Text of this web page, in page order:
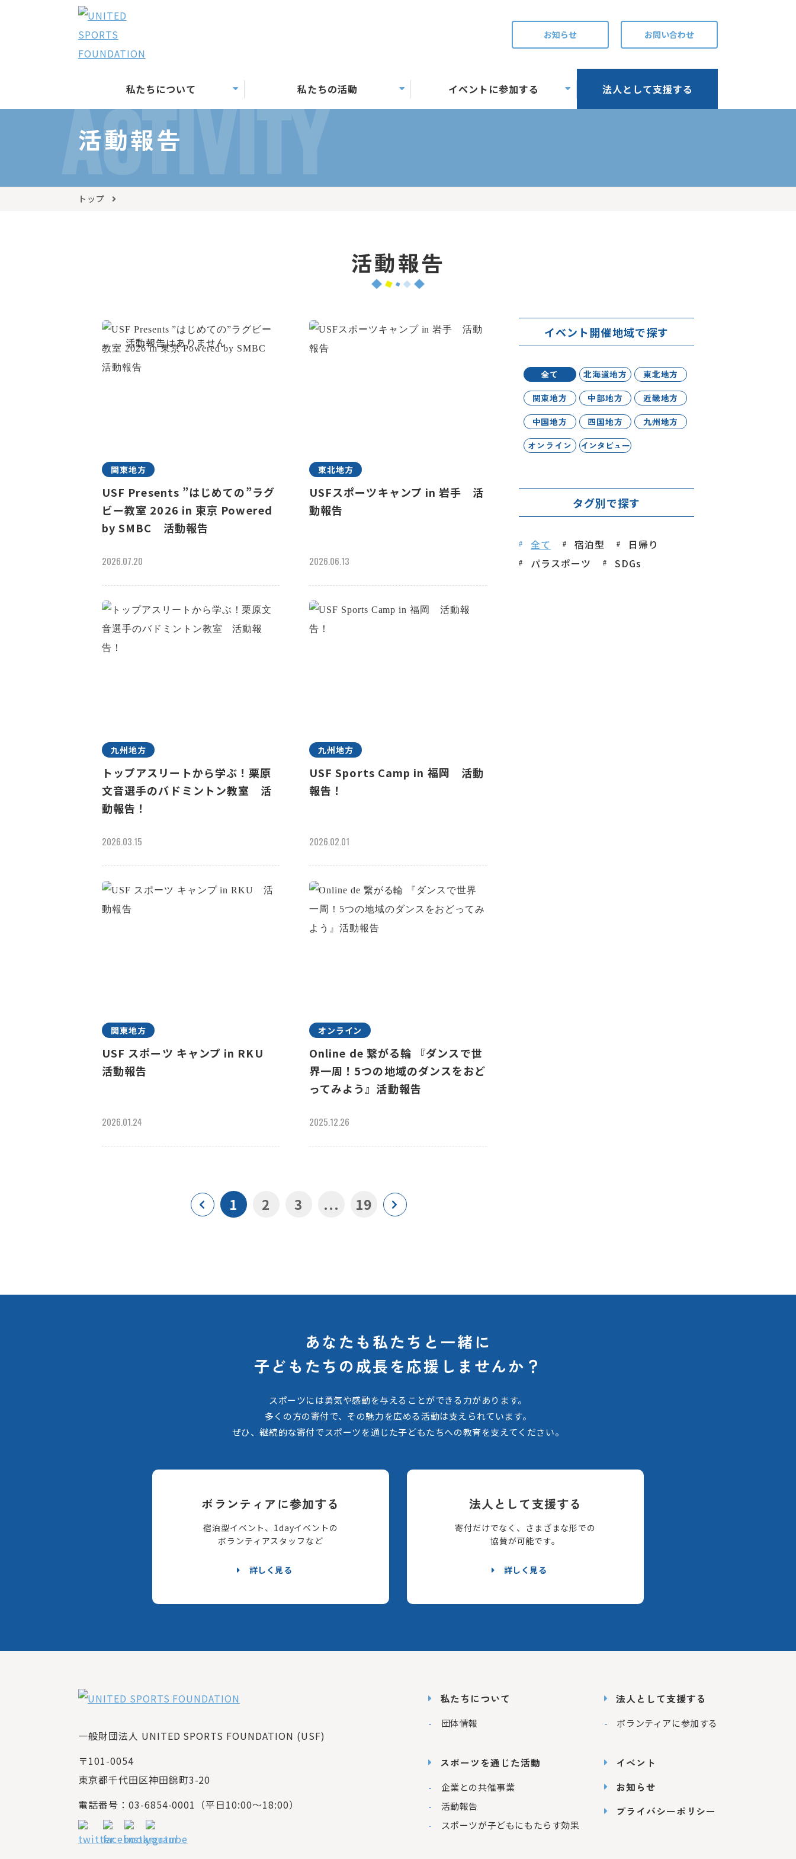
お知らせ お問い合わせ
私たちについて 私たちの活動 イベントに参加する 法人として支援する
ACTIVITY
活動報告
トップ
活動報告
関東地方
USF Presents ”はじめての”ラグ
ビー教室 2026 in 東京 Powered
by SMBC 活動報告
2026.07.20
東北地方
USFスポーツキャンプ in 岩手 活
動報告
2026.06.13
九州地方
トップアスリートから学ぶ！栗原
文音選手のバドミントン教室 活
動報告！
2026.03.15
九州地方
USF Sports Camp in 福岡 活動
報告！
2026.02.01
関東地方
USF スポーツ キャンプ in RKU
活動報告
2026.01.24
オンライン
Online de 繋がる輪 『ダンスで世
界一周！5つの地域のダンスをおど
ってみよう』活動報告
2025.12.26
1 2 3 ... 19
イベント開催地域で探す
全て 北海道地方
東北地方
関東地方
中部地方
近畿地方
中国地方
四国地方
九州地方
オンライン
インタビュー
タグ別で探す
全て 宿泊型
日帰り
パラスポーツ
SDGs
あなたも私たちと一緒に
子どもたちの成長を応援しませんか？
スポーツには勇気や感動を与えることができる力があります。
多くの方の寄付で、その魅力を広める活動は支えられています。
ぜひ、継続的な寄付でスポーツを通じた子どもたちへの教育を支えてください。
ボランティアに参加する
宿泊型イベント、1dayイベントの
ボランティアスタッフなど
詳しく見る
法人として支援する
寄付だけでなく、さまざまな形での
協賛が可能です。
詳しく見る
一般財団法人 UNITED SPORTS FOUNDATION (USF)
〒101-0054
東京都千代田区神田錦町3-20
電話番号：03-6854-0001（平日10:00～18:00）
私たちについて
団体情報
スポーツを通じた活動
企業との共催事業
活動報告
スポーツが子どもにもたらす効果
法人として支援する
ボランティアに参加する
イベント
お知らせ
プライバシーポリシー